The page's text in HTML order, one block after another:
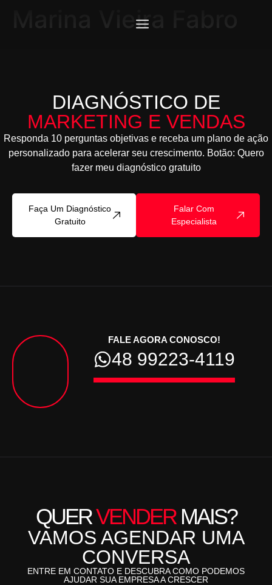
Marina Vieira Fabro
DIAGNÓSTICO DE
MARKETING E VENDAS
Responda 10 perguntas objetivas e receba um plano de ação
personalizado para acelerar seu crescimento. Botão: Quero
fazer meu diagnóstico gratuito
Faça Um Diagnóstico
Gratuito
Falar Com
Especialista
FALE AGORA CONOSCO!
48 99223-4119
QUERVENDERMAIS?
VAMOS AGENDAR UMA
CONVERSA
ENTRE EM CONTATO E DESCUBRA COMO PODEMOS
AJUDAR SUA EMPRESA A CRESCER